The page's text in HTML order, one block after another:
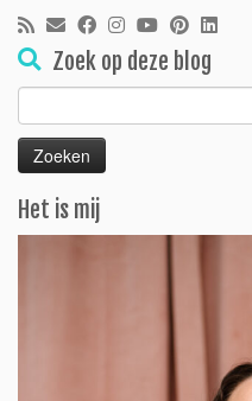
Zoek op deze blog
Zoeken
naar:
Het is mij